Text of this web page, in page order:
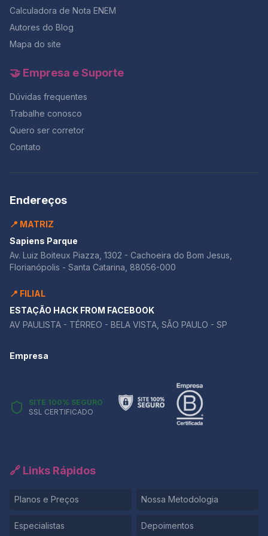
Calculadora de Nota ENEM
Autores do Blog
Mapa do site
🤝 Empresa e Suporte
Dúvidas frequentes
Trabalhe conosco
Quero ser corretor
Contato
Endereços
📍 MATRIZ
Sapiens Parque
Av. Luiz Boiteux Piazza, 1302 - Cachoeira do Bom Jesus,
Florianópolis - Santa Catarina, 88056-000
📍 FILIAL
ESTAÇÃO HACK FROM FACEBOOK
AV PAULISTA - TÉRREO - BELA VISTA, SÃO PAULO - SP
Empresa
SITE 100% SEGURO
SSL CERTIFICADO
🔗 Links Rápidos
Planos e Preços Nossa Metodologia
Especialistas Depoimentos